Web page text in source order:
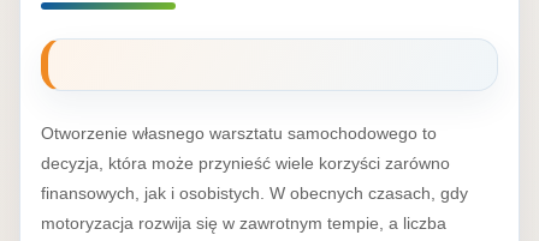
Otworzenie własnego warsztatu samochodowego to
decyzja, która może przynieść wiele korzyści zarówno
finansowych, jak i osobistych. W obecnych czasach, gdy
motoryzacja rozwija się w zawrotnym tempie, a liczba